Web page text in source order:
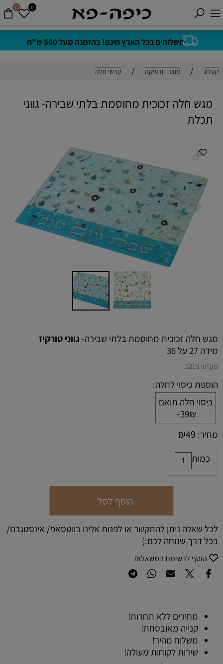
משלוחים בכל הארץ חינם! בהזמנה מעל 500 ש"ח
0 0
קטלוג / מוצרי יודאיקה / קרשי חלה
מגש חלה זכוכית מחוסמת בלתי שבירה- גווני
תכלת
מגש חלה זכוכית מחוסמת בלתי שבירה- גווני טורקיז
מידה 27 על 36
מק"ט: 5215.
הוספת כיסוי לחלה:
כיסוי חלה תואם
39₪+
מחיר:
₪49
כמות
הוסף לסל
לכל שאלה ניתן להתקשר או לפנות אלינו בווטסאפ/ אינסטגרם/
בכל דרך שנוחה לכם:)
הוסף לרשימת המשאלות
מחירים ללא תחרות!
קנייה מאובטחת!
משלוח מהיר!
שירות לקוחות מעולה!